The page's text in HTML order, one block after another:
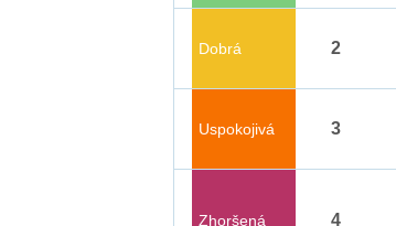
Dobrá 2
Uspokojivá 3
Zhoršená 4